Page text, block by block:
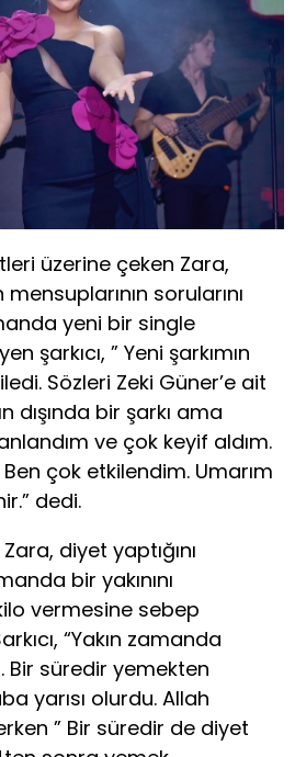
üzerine çeken Zara,
sorularını
yeni bir single
şarkıcı, ” Yeni şarkımın
Sözleri Zeki Güner’e ait
dışında bir şarkı ama
ve çok keyif aldım.
çok etkilendim. Umarım
dedi.
diyet yaptığını
bir yakınını
vermesine sebep
“Yakın zamanda
Bir süredir yemekten
yarısı olurdu. Allah
” Bir süredir de diyet